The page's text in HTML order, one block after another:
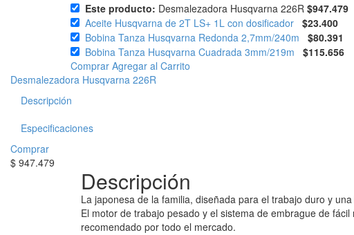
Este producto: Desmalezadora Husqvarna 226R $947.479
Aceite Husqvarna de 2T LS+ 1L con dosificador $23.400
Bobina Tanza Husqvarna Redonda 2,7mm/240m
$80.391
Bobina Tanza Husqvarna Cuadrada 3mm/219m
$115.656
Comprar Agregar al Carrito
Desmalezadora Husqvarna 226R
Descripción
Especificaciones
Comprar
$ 947.479
Descripción
La japonesa de la familia, diseñada para el trabajo duro y
El motor de trabajo pesado y el sistema de embrague de
recomendado por todo el mercado.